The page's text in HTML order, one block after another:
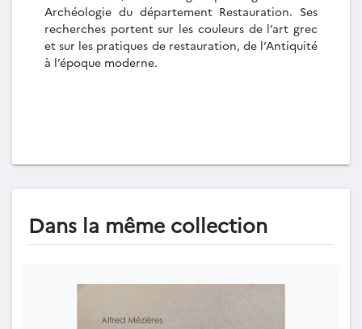
Archéologie du département Restauration. Ses
recherches portent sur les couleurs de l’art grec
et sur les pratiques de restauration, de l’Antiquité
à l’époque moderne.
Dans la même collection